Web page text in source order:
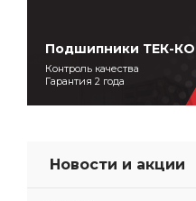
Подшипники ТЕК-
Контроль качества
Гарантия 2 года
Новости и акции